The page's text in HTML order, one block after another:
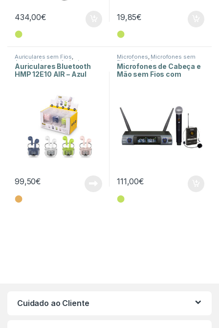
434,00€
⬤
19,85€
⬤
Auriculares sem Fios,
Auscultadores e Auriculares
Som e Luz
Auriculares Bluetooth
HMP 12E10 AIR – Azul
99,50€
⬤
Microfones, Microfones sem
Fios Som e Luz
Microfones de Cabeça e
Mão sem Fios com
111,00€
⬤
Cuidado ao Cliente